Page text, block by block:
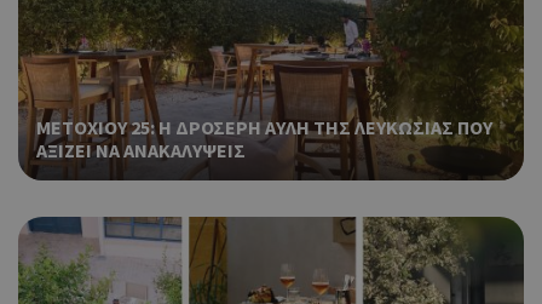
ΜΕΤΟΧΙΟΥ 25: Η ΔΡΟΣΕΡΗ ΑΥΛΗ ΤΗΣ ΛΕΥΚΩΣΙΑΣ ΠΟΥ
ΑΞΙΖΕΙ ΝΑ ΑΝΑΚΑΛΥΨΕΙΣ